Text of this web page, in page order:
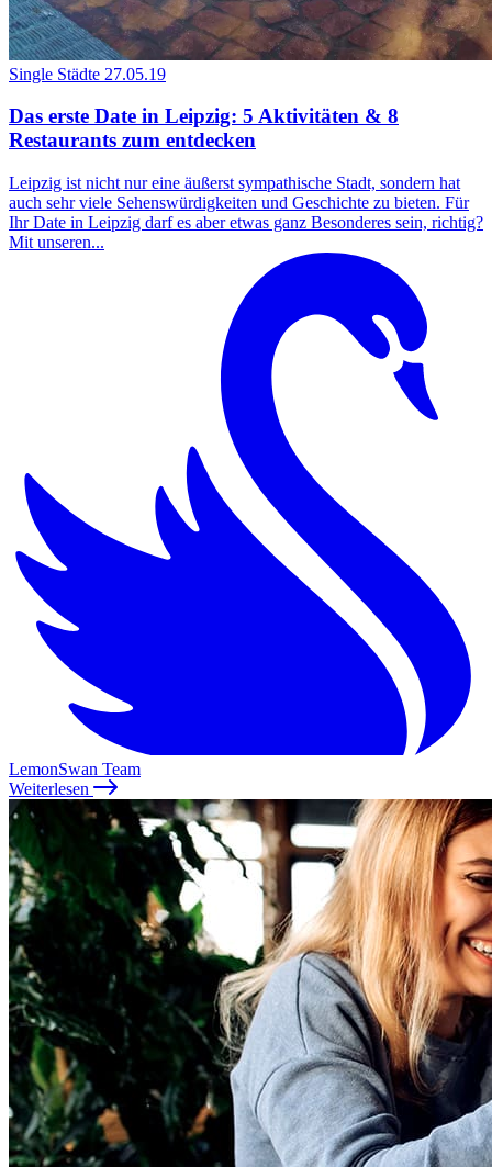
Single Städte 27.05.19
Das erste Date in Leipzig: 5 Aktivitäten & 8
Restaurants zum entdecken
Leipzig ist nicht nur eine äußerst sympathische Stadt, sondern hat
auch sehr viele Sehenswürdigkeiten und Geschichte zu bieten. Für
Ihr Date in Leipzig darf es aber etwas ganz Besonderes sein, richtig?
Mit unseren...
LemonSwan Team
Weiterlesen